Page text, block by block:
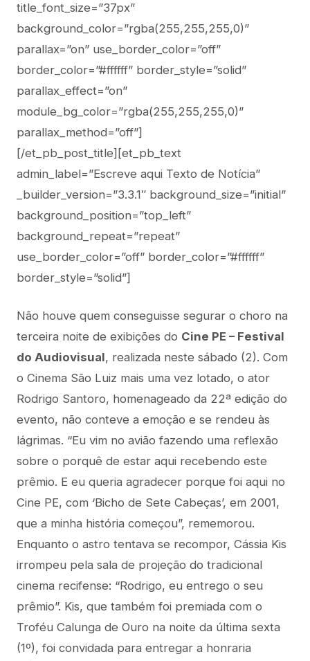
title_font_size=”37px”
background_color=”rgba(255,255,255,0)”
parallax=”on” use_border_color=”off”
border_color=”#ffffff” border_style=”solid”
parallax_effect=”on”
module_bg_color=”rgba(255,255,255,0)”
parallax_method=”off”]
[/et_pb_post_title][et_pb_text
admin_label=”Escreve aqui Texto de Notícia”
_builder_version=”3.3.1″ background_size=”initial”
background_position=”top_left”
background_repeat=”repeat”
use_border_color=”off” border_color=”#ffffff”
border_style=”solid”]
Não houve quem conseguisse segurar o choro na
terceira noite de exibições do Cine PE – Festival
do Audiovisual, realizada neste sábado (2). Com
o Cinema São Luiz mais uma vez lotado, o ator
Rodrigo Santoro, homenageado da 22ª edição do
evento, não conteve a emoção e se rendeu às
lágrimas. “Eu vim no avião fazendo uma reflexão
sobre o porquê de estar aqui recebendo este
prêmio. E eu queria agradecer porque foi aqui no
Cine PE, com ‘Bicho de Sete Cabeças’, em 2001,
que a minha história começou”, rememorou.
Enquanto o astro tentava se recompor, Cássia Kis
irrompeu pela sala de projeção do tradicional
cinema recifense: “Rodrigo, eu entrego o seu
prêmio”. Kis, que também foi premiada com o
Troféu Calunga de Ouro na noite da última sexta
(1º), foi convidada para entregar a honraria